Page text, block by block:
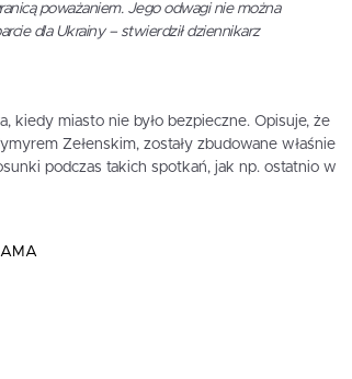
poważaniem. Jego odwagi nie można
dla Ukrainy – stwierdził dziennikarz
kiedy miasto nie było bezpieczne. Opisuje, że
Zełenskim, zostały zbudowane właśnie
podczas takich spotkań, jak np. ostatnio w